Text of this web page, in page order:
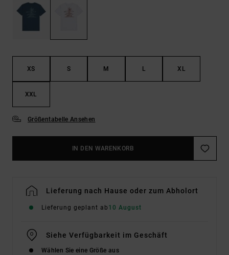
XS S M L XL
XXL
Größentabelle Ansehen
IN DEN WARENKORB
Lieferung nach Hause oder zum Abholort
Lieferung geplant ab 10 August
Siehe Verfügbarkeit im Geschäft
Wählen Sie eine Größe aus